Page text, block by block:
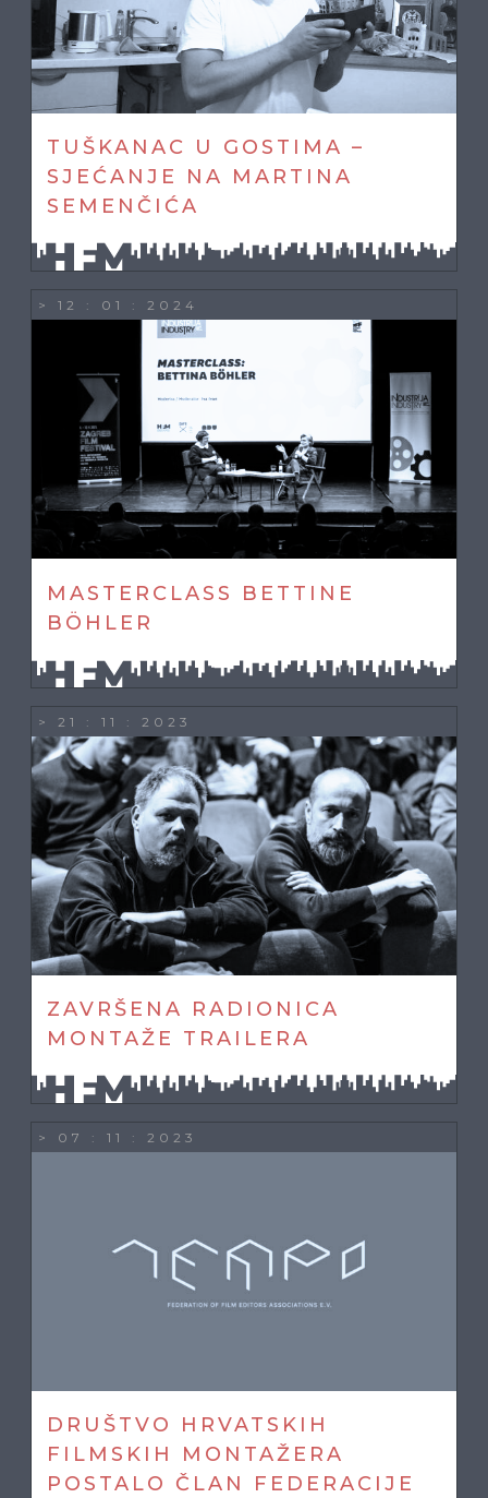
TUŠKANAC U GOSTIMA –
SJEĆANJE NA MARTINA
SEMENČIĆA
> 12 : 01 : 2024
MASTERCLASS BETTINE
BÖHLER
> 21 : 11 : 2023
ZAVRŠENA RADIONICA
MONTAŽE TRAILERA
> 07 : 11 : 2023
DRUŠTVO HRVATSKIH
FILMSKIH MONTAŽERA
POSTALO ČLAN FEDERACIJE